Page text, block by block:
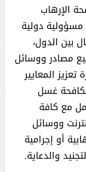
الاٍرهاب
مسؤولية دولية
بين الدول،
مصادر ووسائل
المعايير
غسل
مع كافة
ووسائل
أو إجرامية
والدعاية.